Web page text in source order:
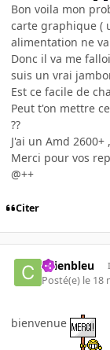
Bon voila mon
carte graphique (
alimentation ne
Donc il va me
suis un vrai
Est ce facile de
Peut t'on mettre
??
J'ai un Amd
Merci pour vos
@++
Citer
chienbleu
Posté(e) le 18
bienvenue